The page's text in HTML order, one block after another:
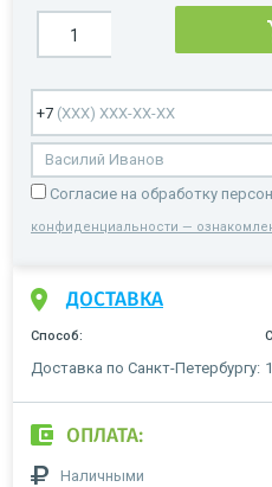
Cогласие на обработку
конфиденциальности —
ДОСТАВКА
Способ:
Доставка по Санкт-Петербургу:
ОПЛАТА:
Наличными